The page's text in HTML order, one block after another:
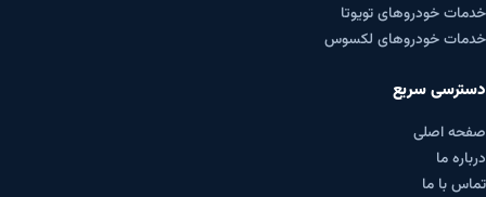
خدمات خودروهای تویوتا
خدمات خودروهای لکسوس
دسترسی سریع
صفحه اصلی
درباره ما
تماس با ما